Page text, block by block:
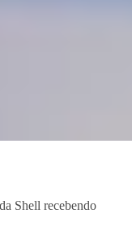
Shell recebendo